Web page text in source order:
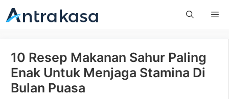
Langsung
ke
10 Resep Makanan Sahur Paling
Enak Untuk Menjaga Stamina Di
Bulan Puasa